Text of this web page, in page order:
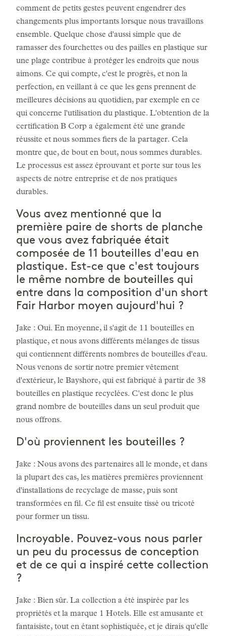
comment de petits gestes peuvent engendrer des
changements plus importants lorsque nous travaillons
ensemble. Quelque chose d'aussi simple que de
ramasser des fourchettes ou des pailles en plastique sur
une plage contribue à protéger les endroits que nous
aimons. Ce qui compte, c'est le progrès, et non la
perfection, en veillant à ce que les gens prennent de
meilleures décisions au quotidien, par exemple en ce
qui concerne l'utilisation du plastique. L'obtention de la
certification B Corp a également été une grande
réussite et nous sommes fiers de la partager. Cela
montre que, de bout en bout, nous sommes durables.
Le processus est assez éprouvant et porte sur tous les
aspects de notre entreprise et de nos pratiques
durables.
Vous avez mentionné que la
première paire de shorts de planche
que vous avez fabriquée était
composée de 11 bouteilles d'eau en
plastique. Est-ce que c'est toujours
le même nombre de bouteilles qui
entre dans la composition d'un short
Fair Harbor moyen aujourd'hui ?
Jake : Oui. En moyenne, il s'agit de 11 bouteilles en
plastique, et nous avons différents mélanges de tissus
qui contiennent différents nombres de bouteilles d'eau.
Nous venons de sortir notre premier vêtement
d'extérieur, le Bayshore, qui est fabriqué à partir de 38
bouteilles en plastique recyclées. C'est donc le plus
grand nombre de bouteilles dans un seul produit que
nous offrons.
D'où proviennent les bouteilles ?
Jake : Nous avons des partenaires all le monde, et dans
la plupart des cas, les matières premières proviennent
d'installations de recyclage de masse, puis sont
transformées en fil. Ce fil est ensuite tissé ou tricoté
pour former un tissu.
Incroyable. Pouvez-vous nous parler
un peu du processus de conception
et de ce qui a inspiré cette collection
?
Jake : Bien sûr. La collection a été inspirée par les
propriétés et la marque 1 Hotels. Elle est amusante et
fantaisiste, tout en étant sophistiquée, et je dirais qu'elle